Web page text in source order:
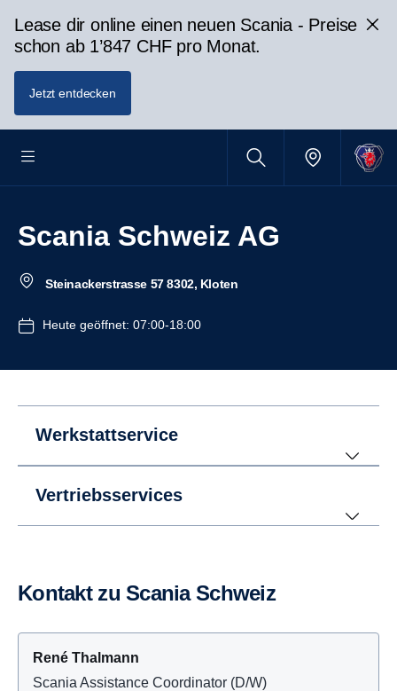
Lease dir online einen neuen Scania - Preise
schon ab 1’847 CHF pro Monat.
Jetzt entdecken
Scania Schweiz AG
Steinackerstrasse 57 8302, Kloten
Heute geöffnet: 07:00-18:00
Werkstattservice
Vertriebsservices
Kontakt zu Scania Schweiz
René Thalmann
Scania Assistance Coordinator (D/W)